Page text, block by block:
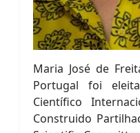
Maria José de
Portugal foi
Científico
Construido